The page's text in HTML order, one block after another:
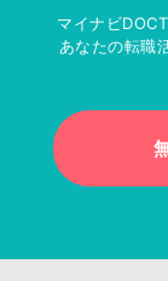
マイナビ
あなたの転職